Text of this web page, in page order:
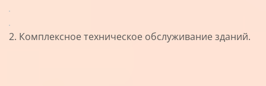
2. Комплексное техническое обслуживание зданий.